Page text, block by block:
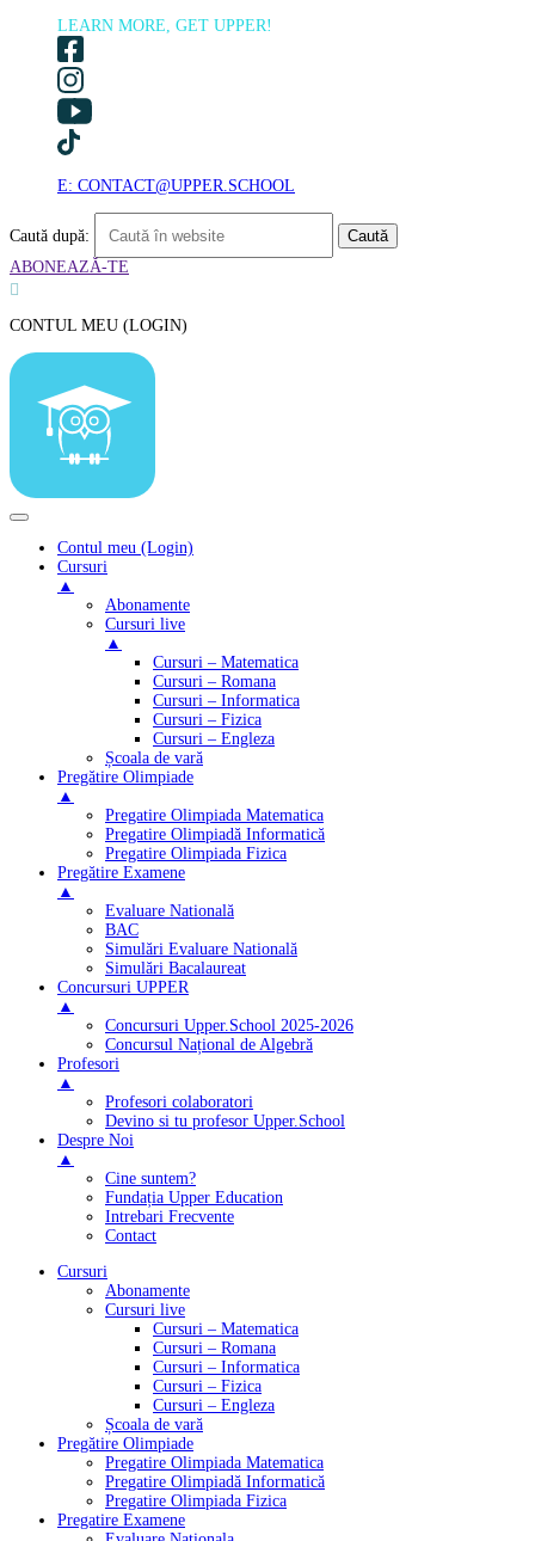
LEARN MORE, GET UPPER!
E: CONTACT@UPPER.SCHOOL
Caută după:
ABONEAZĂ-TE

CONTUL MEU (LOGIN)
Contul meu (Login)
Cursuri
▲
Abonamente
Cursuri live
▲
Cursuri – Matematica
Cursuri – Romana
Cursuri – Informatica
Cursuri – Fizica
Cursuri – Engleza
Școala de vară
Pregătire Olimpiade
▲
Pregatire Olimpiada Matematica
Pregatire Olimpiadă Informatică
Pregatire Olimpiada Fizica
Pregătire Examene
▲
Evaluare Natională
BAC
Simulări Evaluare Natională
Simulări Bacalaureat
Concursuri UPPER
▲
Concursuri Upper.School 2025-2026
Concursul Național de Algebră
Profesori
▲
Profesori colaboratori
Devino si tu profesor Upper.School
Despre Noi
▲
Cine suntem?
Fundația Upper Education
Intrebari Frecvente
Contact
Cursuri
Abonamente
Cursuri live
Cursuri – Matematica
Cursuri – Romana
Cursuri – Informatica
Cursuri – Fizica
Cursuri – Engleza
Școala de vară
Pregătire Olimpiade
Pregatire Olimpiada Matematica
Pregatire Olimpiadă Informatică
Pregatire Olimpiada Fizica
Pregatire Examene